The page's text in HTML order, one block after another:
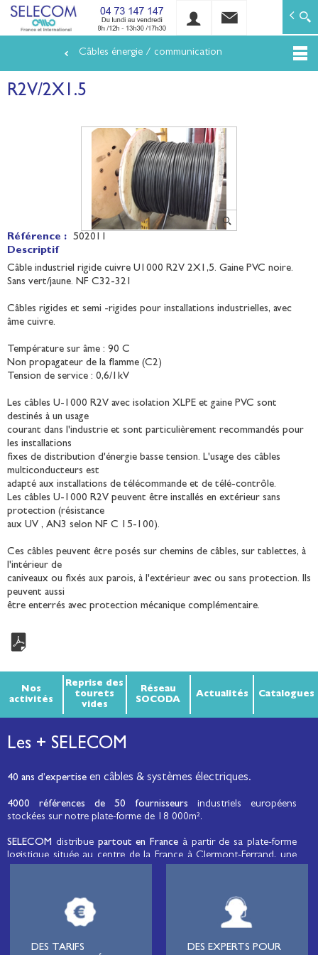
au
contenu
SELECOM
Matériels de réseaux électriques basse tension et
Câbles énergie / communication
R2V/2X1.5
Référence : 502011
Descriptif
Câble industriel rigide cuivre U1000 R2V 2X1,5. Gaine PVC noire.
Sans vert/jaune. NF C32-321
Câbles rigides et semi -rigides pour installations industrielles, avec
âme cuivre.
Température sur âme : 90 C
Non propagateur de la flamme (C2)
Tension de service : 0,6/1kV
Les câbles U-1000 R2V avec isolation XLPE et gaine PVC sont
destinés à un usage
courant dans l'industrie et sont particulièrement recommandés pour
les installations
fixes de distribution d'énergie basse tension. L'usage des câbles
multiconducteurs est
adapté aux installations de télécommande et de télé-contrôle.
Les câbles U-1000 R2V peuvent être installés en extérieur sans
protection (résistance
aux UV , AN3 selon NF C 15-100).
Ces câbles peuvent être posés sur chemins de câbles, sur tablettes, à
l'intérieur de
caniveaux ou fixés aux parois, à l'extérieur avec ou sans protection. Ils
peuvent aussi
être enterrés avec protection mécanique complémentaire.
Nos
activités
Reprise des
tourets
vides
Réseau
SOCODA
Actualités Catalogues
Les + SELECOM
40 ans d’expertise en câbles & systèmes électriques.
4000 références de 50 fournisseurs industriels européens
stockées sur notre plate-forme de 18 000m².
SELECOM distribue partout en France à partir de sa plate-forme
logistique située au centre de la France à Clermont-Ferrand, une
, de matériel
d’éclairage public et d'éco-mobilité destinée aux professionnels de
Lignard, monteur de réseaux électriques, installateur électrique,
DES TARIFS
DES EXPERTS POUR